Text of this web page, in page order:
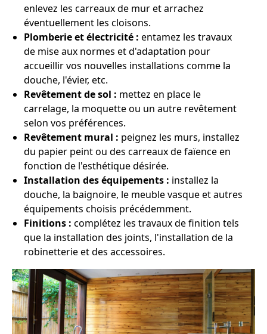
enlevez les carreaux de mur et arrachez
éventuellement les cloisons.
Plomberie et électricité : entamez les travaux
de mise aux normes et d'adaptation pour
accueillir vos nouvelles installations comme la
douche, l'évier, etc.
Revêtement de sol : mettez en place le
carrelage, la moquette ou un autre revêtement
selon vos préférences.
Revêtement mural : peignez les murs, installez
du papier peint ou des carreaux de faïence en
fonction de l'esthétique désirée.
Installation des équipements : installez la
douche, la baignoire, le meuble vasque et autres
équipements choisis précédemment.
Finitions : complétez les travaux de finition tels
que la installation des joints, l'installation de la
robinetterie et des accessoires.